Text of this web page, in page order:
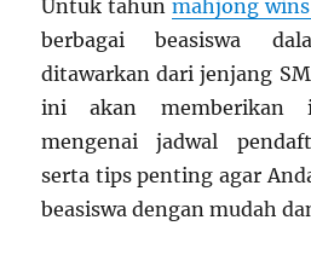
Untuk tahun mahjong
berbagai beasiswa
ditawarkan dari jenjang
ini akan memberikan
mengenai jadwal
serta tips penting agar
beasiswa dengan mudah